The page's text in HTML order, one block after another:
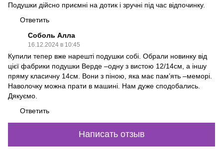
Подушки дійсно приємні на дотик і зручні під час відпочинку.
Ответить
Соболь Алла
16.12.2024 в 10:45
Купили тепер вже нарешті подушки собі. Обрали новинку від
цієї фабрики подушки Верде –одну з вистою 12/14см, а іншу
пряму класичну 14см. Вони з піною, яка має пам’ять –меморі.
Наволочку можна прати в машині. Нам дуже сподобались.
Дякуємо.
Ответить
Написать отзыв